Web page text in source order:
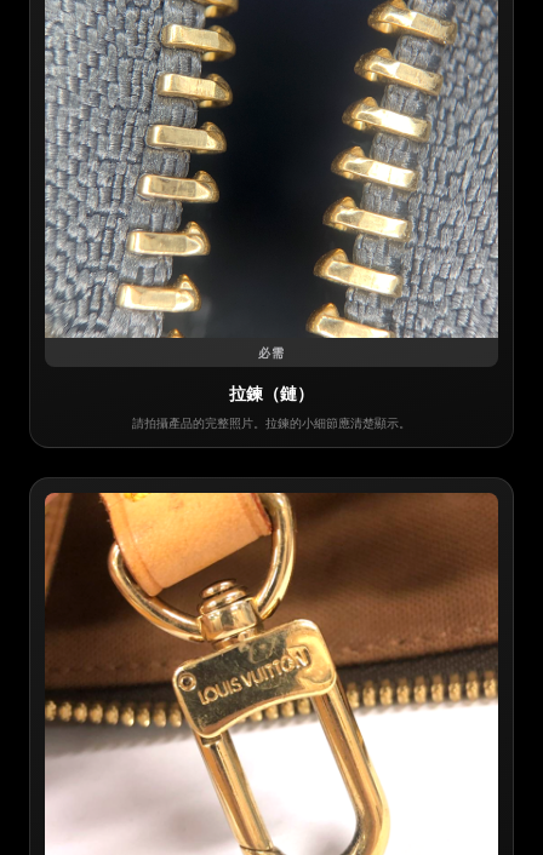
必需
拉鍊（鏈）
請拍攝產品的完整照片。拉鍊的小細節應清楚顯示。